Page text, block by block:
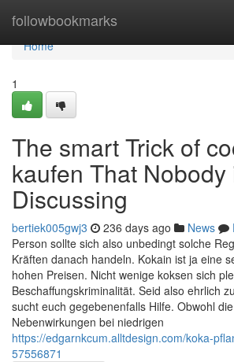
followbookmarks
Home
Home
1
The smart Trick of
kaufen That Nobody
Discussing
bertiek005gwj3 236 days ago News
Person sollte sich also unbedingt solche
Kräften danach handeln. Kokain ist ja eine
hohen Preisen. Nicht wenige koksen sich
Beschaffungskriminalität. Seid also ehrlich
sucht euch gegebenenfalls Hilfe. Obwohl
Nebenwirkungen bei niedrigen
https://edgarnkcum.alltdesign.com/koka-
57556871